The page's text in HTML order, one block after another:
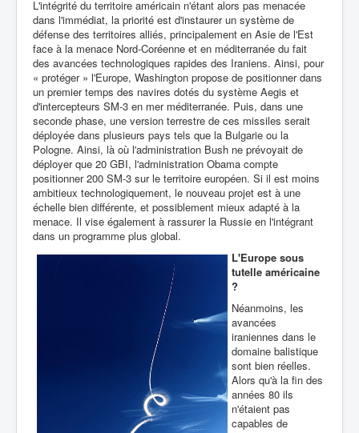
L'intégrité du territoire américain n'étant alors pas menacée
dans l'immédiat, la priorité est d'instaurer un système de
défense des territoires alliés, principalement en Asie de l'Est
face à la menace Nord-Coréenne et en méditerranée du fait
des avancées technologiques rapides des Iraniens. Ainsi, pour
« protéger » l'Europe, Washington propose de positionner dans
un premier temps des navires dotés du système Aegis et
d'intercepteurs SM-3 en mer méditerranée. Puis, dans une
seconde phase, une version terrestre de ces missiles serait
déployée dans plusieurs pays tels que la Bulgarie ou la
Pologne. Ainsi, là où l'administration Bush ne prévoyait de
déployer que 20 GBI, l'administration Obama compte
positionner 200 SM-3 sur le territoire européen. Si il est moins
ambitieux technologiquement, le nouveau projet est à une
échelle bien différente, et possiblement mieux adapté à la
menace. Il vise également à rassurer la Russie en l'intégrant
dans un programme plus global.
L'Europe sous
tutelle américaine
?
Néanmoins, les
avancées
iraniennes dans le
domaine balistique
sont bien réelles.
Alors qu'à la fin des
années 80 ils
n'étaient pas
capables de